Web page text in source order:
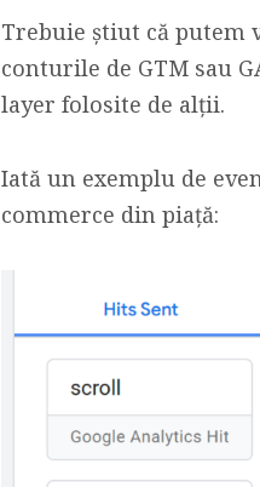
Trebuie știut că putem
conturile de GTM sau
layer folosite de alții.
Iată un exemplu de
commerce din piață: